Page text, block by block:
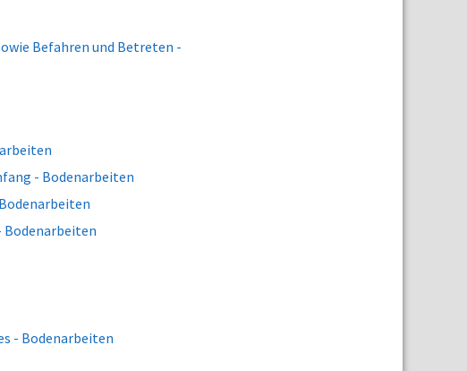
Befahren und Betreten -
- Bodenarbeiten
Bodenarbeiten
- Bodenarbeiten